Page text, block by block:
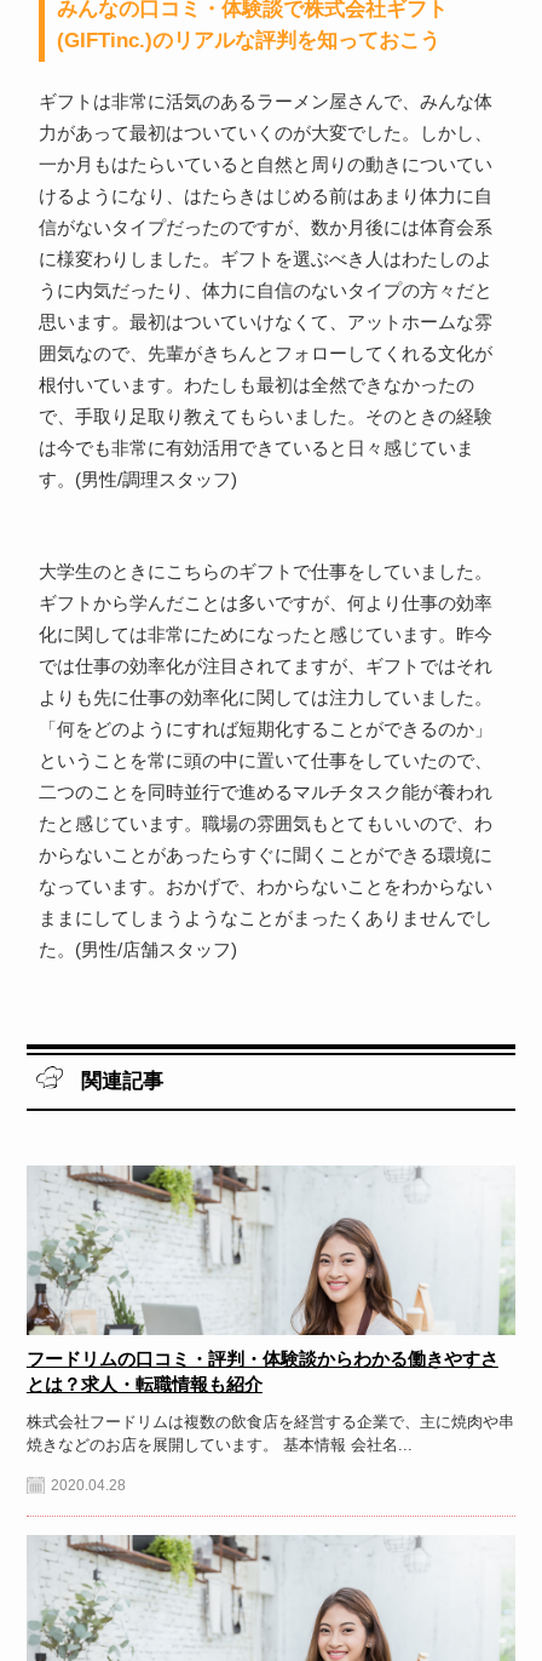
みんなの口コミ・体験談で株式会社ギフト
(GIFTinc.)のリアルな評判を知っておこう
ギフトは非常に活気のあるラーメン屋さんで、みんな体
力があって最初はついていくのが大変でした。しかし、
一か月もはたらいていると自然と周りの動きについてい
けるようになり、はたらきはじめる前はあまり体力に自
信がないタイプだったのですが、数か月後には体育会系
に様変わりしました。ギフトを選ぶべき人はわたしのよ
うに内気だったり、体力に自信のないタイプの方々だと
思います。最初はついていけなくて、アットホームな雰
囲気なので、先輩がきちんとフォローしてくれる文化が
根付いています。わたしも最初は全然できなかったの
で、手取り足取り教えてもらいました。そのときの経験
は今でも非常に有効活用できていると日々感じていま
す。(男性/調理スタッフ)
大学生のときにこちらのギフトで仕事をしていました。
ギフトから学んだことは多いですが、何より仕事の効率
化に関しては非常にためになったと感じています。昨今
では仕事の効率化が注目されてますが、ギフトではそれ
よりも先に仕事の効率化に関しては注力していました。
「何をどのようにすれば短期化することができるのか」
ということを常に頭の中に置いて仕事をしていたので、
二つのことを同時並行で進めるマルチタスク能が養われ
たと感じています。職場の雰囲気もとてもいいので、わ
からないことがあったらすぐに聞くことができる環境に
なっています。おかげで、わからないことをわからない
ままにしてしまうようなことがまったくありませんでし
た。(男性/店舗スタッフ)
関連記事
フードリムの口コミ・評判・体験談からわかる働きやすさ
とは？求人・転職情報も紹介
株式会社フードリムは複数の飲食店を経営する企業で、主に焼肉や串
焼きなどのお店を展開しています。 基本情報 会社名...
2020.04.28